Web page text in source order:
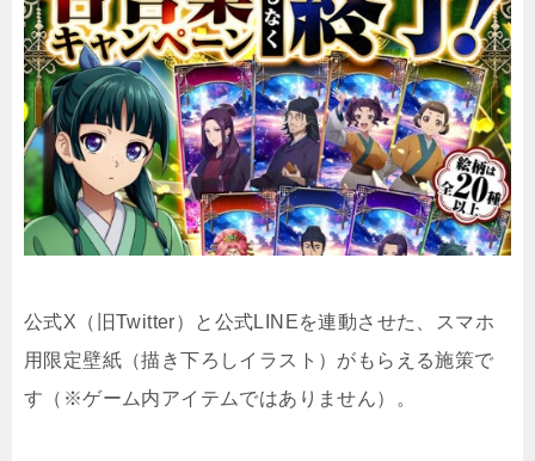
公式X（旧Twitter）と公式LINEを連動させた、スマホ
用限定壁紙（描き下ろしイラスト）がもらえる施策で
す（※ゲーム内アイテムではありません）。